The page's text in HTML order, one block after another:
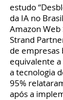
estudo
da IA no
Amazon Web
Strand
de empresas
equivalente
a tecnologia
95%
após a